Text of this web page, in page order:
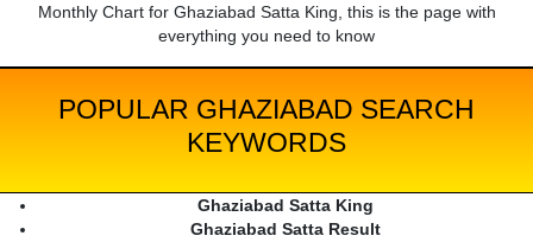
Monthly Chart for Ghaziabad Satta King, this is the page with
everything you need to know
POPULAR GHAZIABAD SEARCH
KEYWORDS
Ghaziabad Satta King
Ghaziabad Satta Result